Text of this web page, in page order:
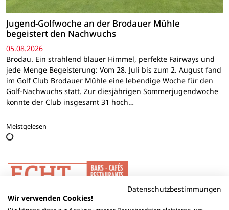
Jugend-Golfwoche an der Brodauer Mühle
begeistert den Nachwuchs
05.08.2026
Brodau. Ein strahlend blauer Himmel, perfekte Fairways und
jede Menge Begeisterung: Vom 28. Juli bis zum 2. August fand
im Golf Club Brodauer Mühle eine lebendige Woche für den
Golf-Nachwuchs statt. Zur diesjährigen Sommerjugendwoche
konnte der Club insgesamt 31 hoch…
Meistgelesen
Datenschutzbestimmungen
Wir verwenden Cookies!